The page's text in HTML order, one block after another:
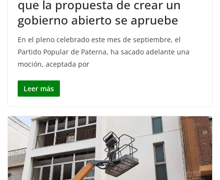
que la propuesta de crear un
gobierno abierto se apruebe
En el pleno celebrado este mes de septiembre, el
Partido Popular de Paterna, ha sacado adelante una
moción, aceptada por
Leer más